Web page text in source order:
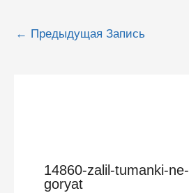
Навигация
← Предыдущая Запись
14860-zalil-tumanki-ne-
goryat